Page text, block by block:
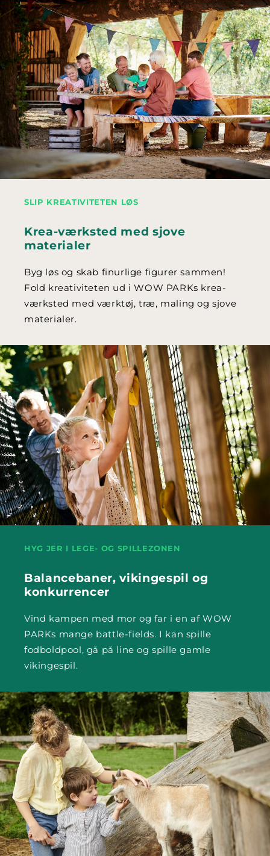
SLIP KREATIVITETEN LØS
Krea-værksted med sjove
materialer
Byg løs og skab finurlige figurer sammen!
Fold kreativiteten ud i WOW PARKs krea-
værksted med værktøj, træ, maling og sjove
materialer.
HYG JER I LEGE- OG SPILLEZONEN
Balancebaner, vikingespil og
konkurrencer
Vind kampen med mor og far i en af WOW
PARKs mange battle-fields. I kan spille
fodboldpool, gå på line og spille gamle
vikingespil.